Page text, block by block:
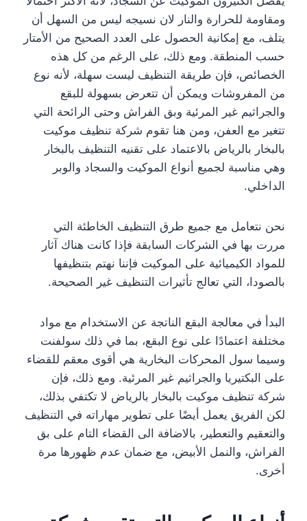
ومقاومة للحرارة والنار لان نسيجه ليس من السهل أن
يتلف، مع إمكانية الحصول على العدد الصحيح من الأمتار
حسب المنطقة. ومع ذلك، على الرغم من كل هذه
الخصائص، فإن طريقة التنظيف ليست سهلة، لأنه نوع
من المفروشات ويمكن أن تتعرض بسهولة للبقع
والجراثيم غير المرئية وبق الفراش وحتى الرائحة التي
تتغير مع العفن، ومن هنا تقوم شركة تنظيف موكيت
بالبخار بالرياض بالاعتماد على تقنيه التنظيف بالبخار
وهي مناسبة لجميع أنواع الموكيت والسجاد والوبر
الداخلي.
نحن نتعامل مع جميع طرق التنظيف الخاطئة التي
مررت بها في الشركات السابقة فإذا كانت هناك آثار
للمواد الكيميائية على الموكيت فإننا نهتم بتنظيفها
بالصودا، التي تعالج تأثيرات التنظيف غير الصحيحة.
البدأ في معالجة البقع الناتجة عن الاستخدام مع مواد
مختلفة اعتمادًا على نوع البقع، بما في ذلك سولفنت
وسيما سول المحركات البخارية هي أقوى معقم للقضاء
على البكتيريا والجراثيم غير المرئية. ومع ذلك، فإن
شركة تنظيف موكيت بالبخار بالرياض لا تكتفي بذلك،
لكن الفريق يعمل أيضًا على تطوير مهاراته في التنظيف
والتعقيم والتعطير، بالاضافة الى القضاء التام على بق
الفراش، والنمل الأبيض، مع ضمان عدم ظهورها مرة
أخرى.